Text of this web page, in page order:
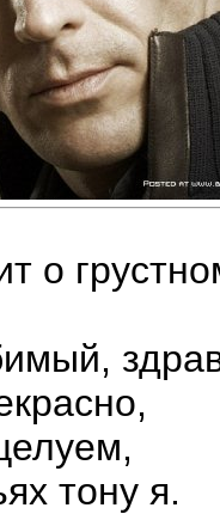
о
тону я.